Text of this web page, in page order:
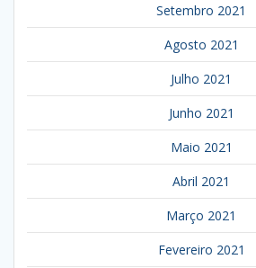
Setembro 2021
Agosto 2021
Julho 2021
Junho 2021
Maio 2021
Abril 2021
Março 2021
Fevereiro 2021